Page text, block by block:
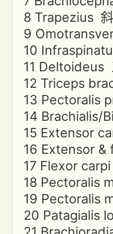
8 Trapezius
9
10
11 Deltoideus
12 Triceps
13 Pectoralis
14 Brachialis/
15 Extensor
16 Extensor &
17 Flexor
18 Pectoralis
19 Pectoralis
20 Patagialis